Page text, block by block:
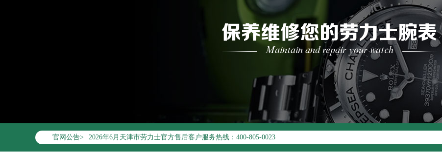
保养维修您的劳力士腕表
Maintain and repair your watch
官网公告>
2026年6月劳力士天津市售后服务网络优化升级公告
2026年6月天津市劳力士官方售后客户服务热线：400-805-0023
2026年6月劳力士售后服务中心最新网点地址：